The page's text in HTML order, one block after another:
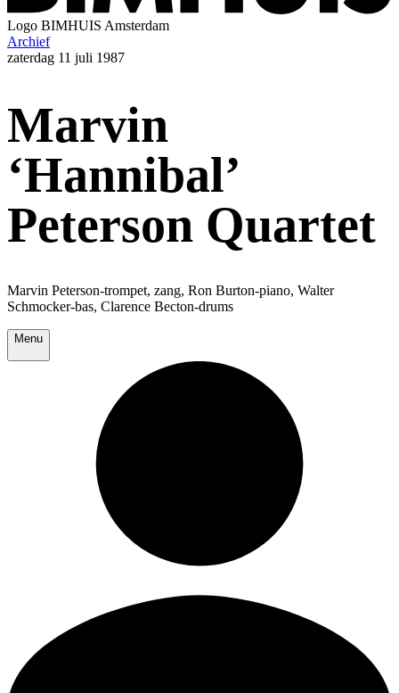
Logo BIMHUIS Amsterdam
Archief
zaterdag 11 juli 1987
Marvin
‘Hannibal’
Peterson Quartet
Marvin Peterson-trompet, zang, Ron Burton-piano, Walter
Schmocker-bas, Clarence Becton-drums
Menu